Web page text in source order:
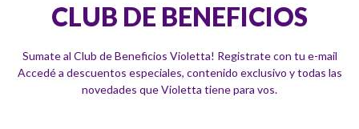
CLUB DE BENEFICIOS
Sumate al Club de Beneficios Violetta! Registrate con tu e-mail
Accedé a descuentos especiales, contenido exclusivo y todas las
novedades que Violetta tiene para vos.